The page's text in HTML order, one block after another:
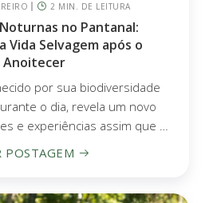
2 MIN. DE LEITURA
no Pantanal:
Vida Selvagem após o
Anoitecer
por sua biodiversidade
o dia, revela um novo
e experiências assim que o
POSTAGEM